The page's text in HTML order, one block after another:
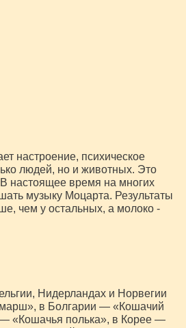
настроение, психическое
людей, но и животных. Это
настоящее время на многих
музыку Моцарта. Результаты
чем у остальных, а молоко -
Нидерландах и Норвегии
в Болгарии — «Кошачий
«Кошачья полька», в Корее —